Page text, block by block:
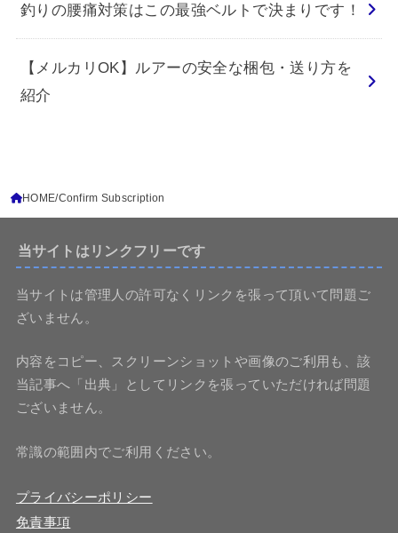
釣りの腰痛対策はこの最強ベルトで決まりです！
【メルカリOK】ルアーの安全な梱包・送り方を
紹介
HOME Confirm Subscription
当サイトはリンクフリーです
当サイトは管理人の許可なくリンクを張って頂いて問題ご
ざいません。
内容をコピー、スクリーンショットや画像のご利用も、該
当記事へ「出典」としてリンクを張っていただければ問題
ございません。
常識の範囲内でご利用ください。
プライバシーポリシー
免責事項